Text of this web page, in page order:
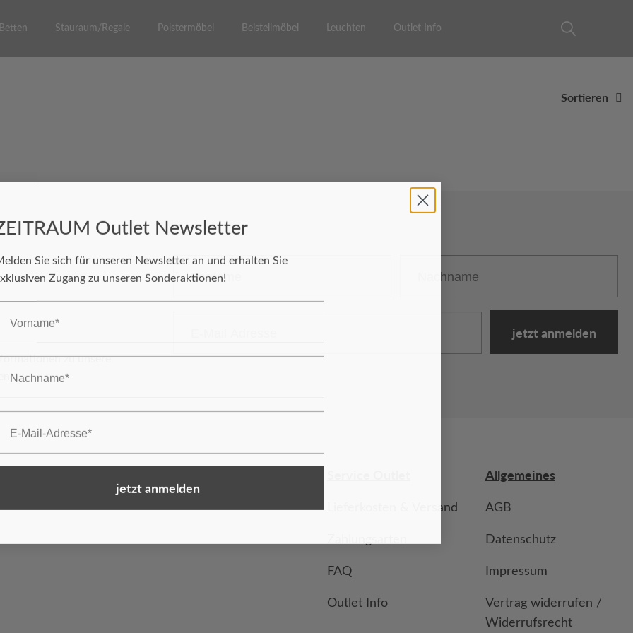
Betten Stauraum/Regale Polstermöbel Beistellmöbel Leuchten Outlet Info
Sortieren
zu unsere
Vorname
jetzt anmelden
Lieferkosten & Versand
FAQ
Outlet Info
Allgemeines
AGB
Datenschutz
Impressum
Vertrag widerrufen /
Widerrufsrecht
Outlet Newsletter
Sie sich für unseren Newsletter an und erhalten Sie
Zugang zu unseren Sonderaktionen!
jetzt anmelden